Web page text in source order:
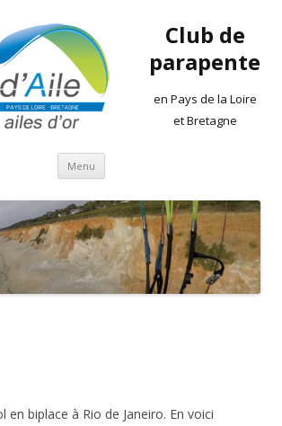
Club de
parapente
en Pays de la Loire
et Bretagne
Menu Aller
contenu
en biplace à Rio de Janeiro. En voici